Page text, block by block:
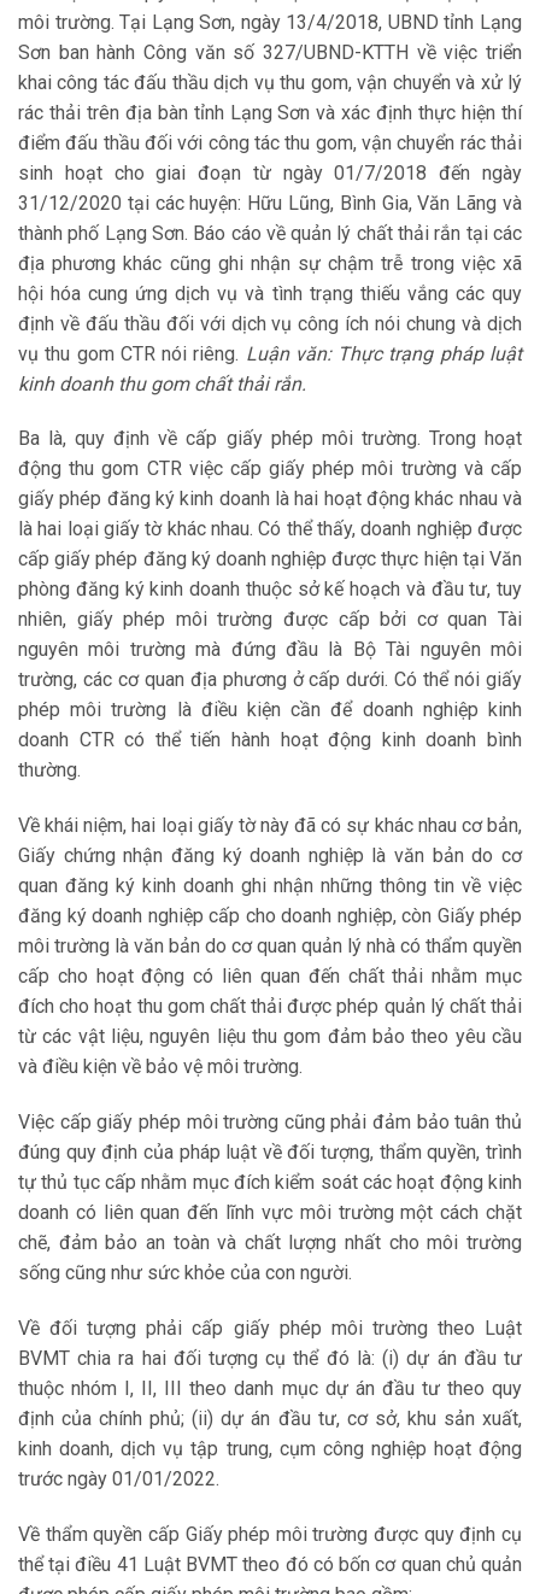
môi trường. Tại Lạng Sơn, ngày 13/4/2018, UBND tỉnh Lạng
Sơn ban hành Công văn số 327/UBND-KTTH về việc triển
khai công tác đấu thầu dịch vụ thu gom, vận chuyển và xử lý
rác thải trên địa bàn tỉnh Lạng Sơn và xác định thực hiện thí
điểm đấu thầu đối với công tác thu gom, vận chuyển rác thải
sinh hoạt cho giai đoạn từ ngày 01/7/2018 đến ngày
31/12/2020 tại các huyện: Hữu Lũng, Bình Gia, Văn Lãng và
thành phố Lạng Sơn. Báo cáo về quản lý chất thải rắn tại các
địa phương khác cũng ghi nhận sự chậm trễ trong việc xã
hội hóa cung ứng dịch vụ và tình trạng thiếu vắng các quy
định về đấu thầu đối với dịch vụ công ích nói chung và dịch
vụ thu gom CTR nói riêng. Luận văn: Thực trạng pháp luật
kinh doanh thu gom chất thải rắn.
Ba là, quy định về cấp giấy phép môi trường. Trong hoạt
động thu gom CTR việc cấp giấy phép môi trường và cấp
giấy phép đăng ký kinh doanh là hai hoạt động khác nhau và
là hai loại giấy tờ khác nhau. Có thể thấy, doanh nghiệp được
cấp giấy phép đăng ký doanh nghiệp được thực hiện tại Văn
phòng đăng ký kinh doanh thuộc sở kế hoạch và đầu tư, tuy
nhiên, giấy phép môi trường được cấp bởi cơ quan Tài
nguyên môi trường mà đứng đầu là Bộ Tài nguyên môi
trường, các cơ quan địa phương ở cấp dưới. Có thể nói giấy
phép môi trường là điều kiện cần để doanh nghiệp kinh
doanh CTR có thể tiến hành hoạt động kinh doanh bình
thường.
Về khái niệm, hai loại giấy tờ này đã có sự khác nhau cơ bản,
Giấy chứng nhận đăng ký doanh nghiệp là văn bản do cơ
quan đăng ký kinh doanh ghi nhận những thông tin về việc
đăng ký doanh nghiệp cấp cho doanh nghiệp, còn Giấy phép
môi trường là văn bản do cơ quan quản lý nhà có thẩm quyền
cấp cho hoạt động có liên quan đến chất thải nhằm mục
đích cho hoạt thu gom chất thải được phép quản lý chất thải
từ các vật liệu, nguyên liệu thu gom đảm bảo theo yêu cầu
và điều kiện về bảo vệ môi trường.
Việc cấp giấy phép môi trường cũng phải đảm bảo tuân thủ
đúng quy định của pháp luật về đối tượng, thẩm quyền, trình
tự thủ tục cấp nhằm mục đích kiểm soát các hoạt động kinh
doanh có liên quan đến lĩnh vực môi trường một cách chặt
chẽ, đảm bảo an toàn và chất lượng nhất cho môi trường
sống cũng như sức khỏe của con người.
Về đối tượng phải cấp giấy phép môi trường theo Luật
BVMT chia ra hai đối tượng cụ thể đó là: (i) dự án đầu tư
thuộc nhóm I, II, III theo danh mục dự án đầu tư theo quy
định của chính phủ; (ii) dự án đầu tư, cơ sở, khu sản xuất,
kinh doanh, dịch vụ tập trung, cụm công nghiệp hoạt động
trước ngày 01/01/2022.
Về thẩm quyền cấp Giấy phép môi trường được quy định cụ
thể tại điều 41 Luật BVMT theo đó có bốn cơ quan chủ quản